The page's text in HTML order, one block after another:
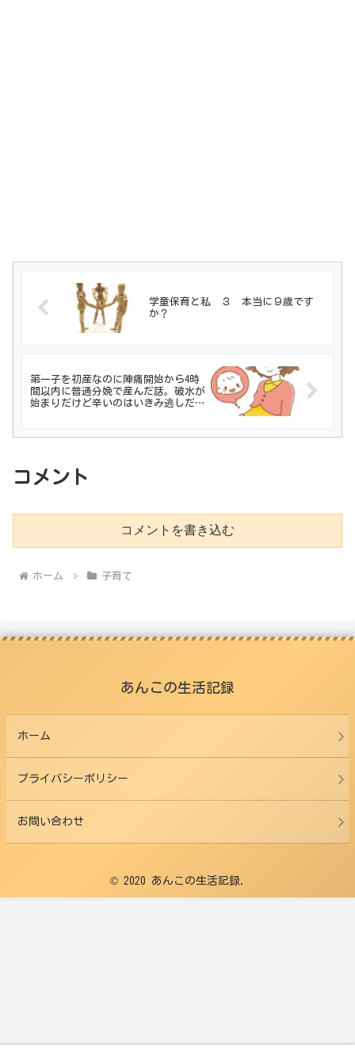
学童保育と私 ３ 本当に９歳です
か？
第一子を初産なのに陣痛開始から4時
間以内に普通分娩で産んだ話。破水が
始まりだけど辛いのはいきみ逃しだっ
コメント
コメントを書き込む
ホーム 子育て
あんこの生活記録
ホーム
プライバシーポリシー
お問い合わせ
© 2020 あんこの生活記録.